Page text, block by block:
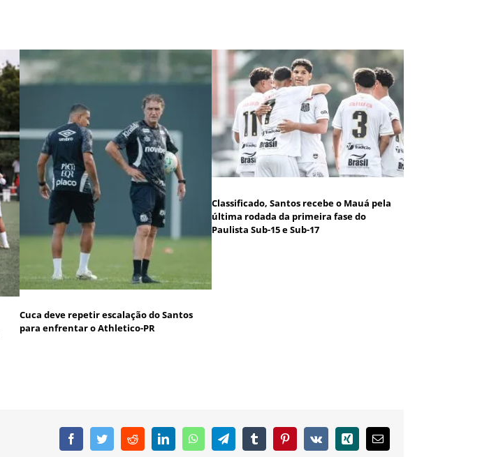
Cuca deve repetir escalação do Santos
para enfrentar o Athletico-PR
Classificado, Santos recebe o Mauá pela
última rodada da primeira fase do
Paulista Sub-15 e Sub-17
FacebookTwitterRedditLinkedInWhatsAppTelegramTumblr PinterestVk Xing
E-
mail